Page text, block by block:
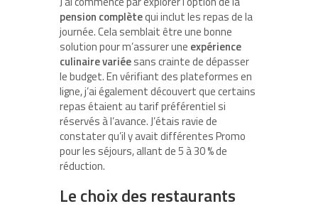
pension complètequi inclut les repas de la
journée. Cela semblait être une bonne
solution pour m’assurer une expérience
culinaire variéesans crainte de dépasser
le budget. En vérifiant des plateformes en
ligne, j’ai également découvert que certains
repas étaient au tarif préférentiel si
réservés à l’avance. J’étais ravie de
constater qu’il y avait différentes Promo
pour les séjours, allant de 5 à 30 % de
réduction.
Le choix des restaurants